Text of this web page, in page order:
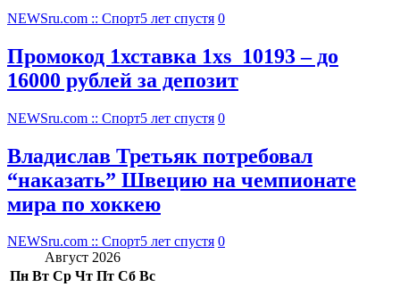
NEWSru.com :: Спорт5 лет спустя 0
Промокод 1хставка 1xs_10193 – до
16000 рублей за депозит
NEWSru.com :: Спорт5 лет спустя 0
Владислав Третьяк потребовал
“наказать” Швецию на чемпионате
мира по хоккею
NEWSru.com :: Спорт5 лет спустя 0
Август 2026
Пн Вт Ср Чт Пт Сб Вс